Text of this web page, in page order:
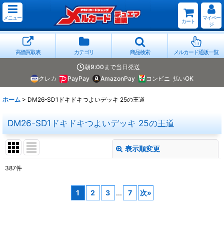
メニュー
カート
マイペー
ジ
高価買取表 カテゴリ 商品検索 メルカード通販一覧
朝9:00まで当日発送
クレカ
PayPay AmazonPay コンビニ 払いOK
ホーム > DM26-SD1ドキドキつよいデッキ 25の王道
DM26-SD1ドキドキつよいデッキ 25の王道
表示順変更
387件
1 2 3 ... 7 次»